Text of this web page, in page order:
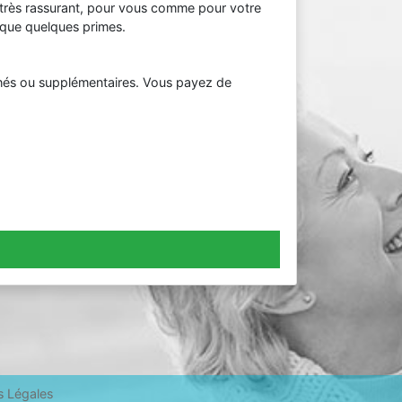
rassurant, pour vous comme pour votre
quelques primes.
ou supplémentaires. Vous payez de
Légales